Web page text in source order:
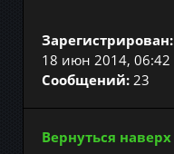
Зарегистрирован:
18 июн 2014, 06:42
Сообщений: 23
Вернуться наверх